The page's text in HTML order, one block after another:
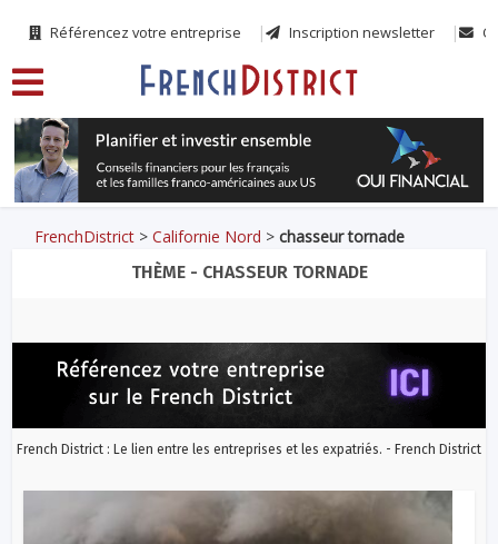
Référencez votre entreprise Inscription newsletter
FrenchDistrict >Californie Nord >chasseur tornade
THÈME - CHASSEUR TORNADE
French District : Le lien entre les entreprises et les expatriés. - French District